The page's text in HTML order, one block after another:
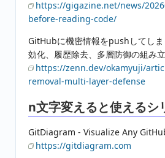
https://gigazine.net/news/
before-reading-code/
GitHubに機密情報をpushしてし
効化、履歴除去、多層防御の組み
https://zenn.dev/okamyuji/
removal-multi-layer-defense
n文字変えると使えるシ
GitDiagram - Visualize Any
https://gitdiagram.com